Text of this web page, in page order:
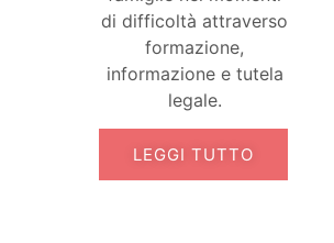
di difficoltà attraverso
formazione,
informazione e tutela
legale.
LEGGI TUTTO